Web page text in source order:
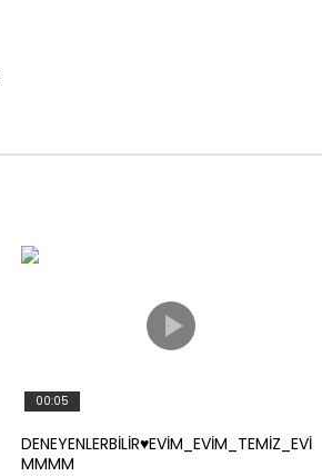
00:05
DENEYENLERBİLİR♥️EVİM_EVİM_TEMİZ_EVİ
MMMM